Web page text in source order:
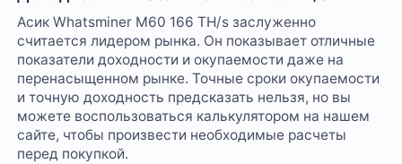
Асик Whatsminer M60 166 TH/s заслуженно
считается лидером рынка. Он показывает отличные
показатели доходности и окупаемости даже на
перенасыщенном рынке. Точные сроки окупаемости
и точную доходность предсказать нельзя, но вы
можете воспользоваться калькулятором на нашем
сайте, чтобы произвести необходимые расчеты
перед покупкой.